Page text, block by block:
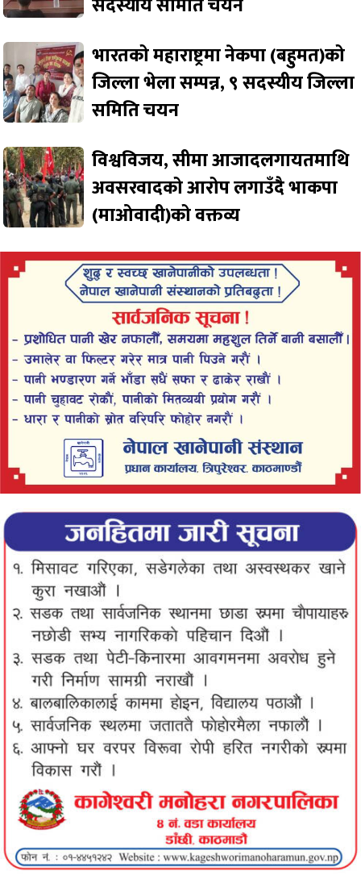
भारतको महाराष्ट्रमा नेकपा (बहुमत)को
जिल्ला भेला सम्पन्न, ९ सदस्यीय जिल्ला
समिति चयन
विश्वविजय, सीमा आजादलगायतमाथि
अवसरवादको आरोप लगाउँदै भाकपा
(माओवादी)को वक्तव्य